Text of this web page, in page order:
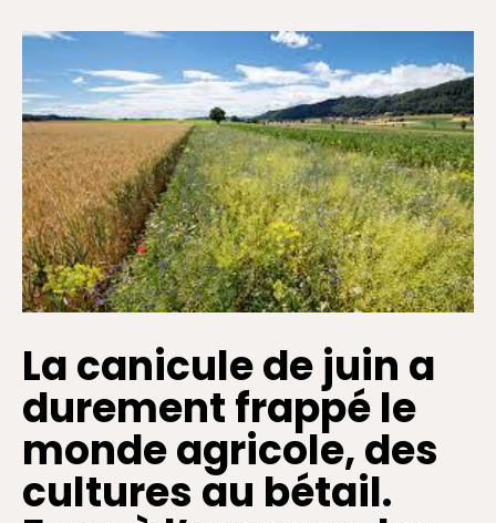
La canicule de juin a
durement frappé le
monde agricole, des
cultures au bétail.